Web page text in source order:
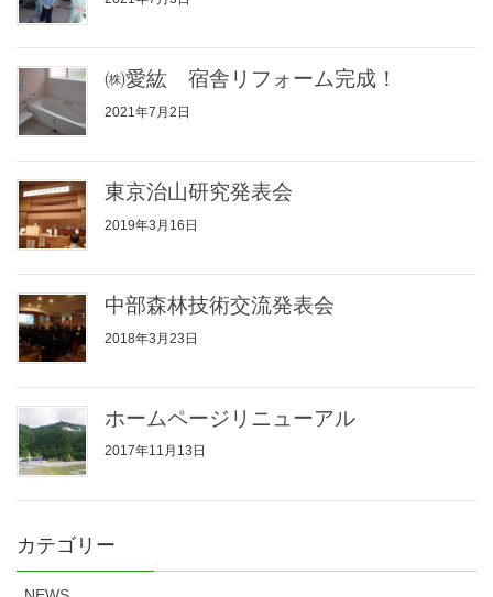
㈱愛紘 宿舎リフォーム完成！
2021年7月2日
東京治山研究発表会
2019年3月16日
中部森林技術交流発表会
2018年3月23日
ホームページリニューアル
2017年11月13日
カテゴリー